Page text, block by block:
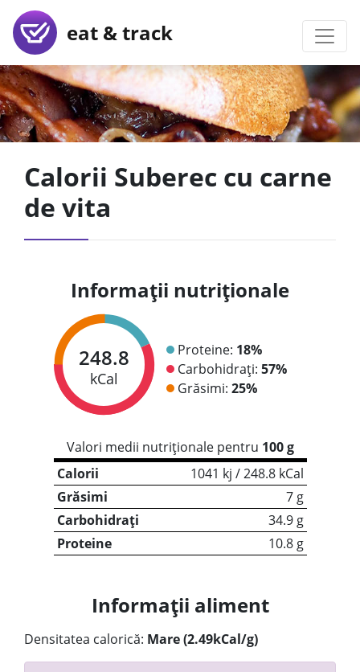
eat & track
Calorii Suberec cu carne
de vita
Informații nutriționale
248.8
kCal
Proteine: 18%
Carbohidrați: 57%
Grăsimi: 25%
Valori medii nutriționale pentru 100 g
Calorii
1041 kj / 248.8 kCal
Grăsimi
7 g
Carbohidrați
34.9 g
Proteine
10.8 g
Informații aliment
Densitatea calorică: Mare (2.49kCal/g)